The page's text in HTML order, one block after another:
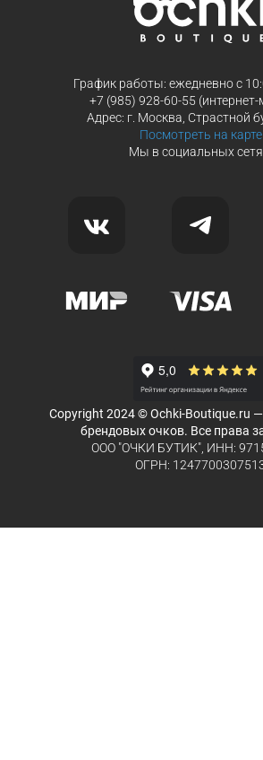
График работы: ежедневно с
+7 (985) 928-60-55
Адрес: г. Москва, Страстной
Посмотреть на карте
Мы в социальных
Copyright 2024 © Ochki-Boutique.ru
брендовых очков. Все права
ООО "ОЧКИ БУТИК", ИНН:
ОГРН: